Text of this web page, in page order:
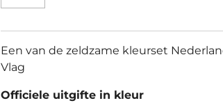
Een van de zeldzame kleurset
Vlag
Officiele uitgifte in kleur